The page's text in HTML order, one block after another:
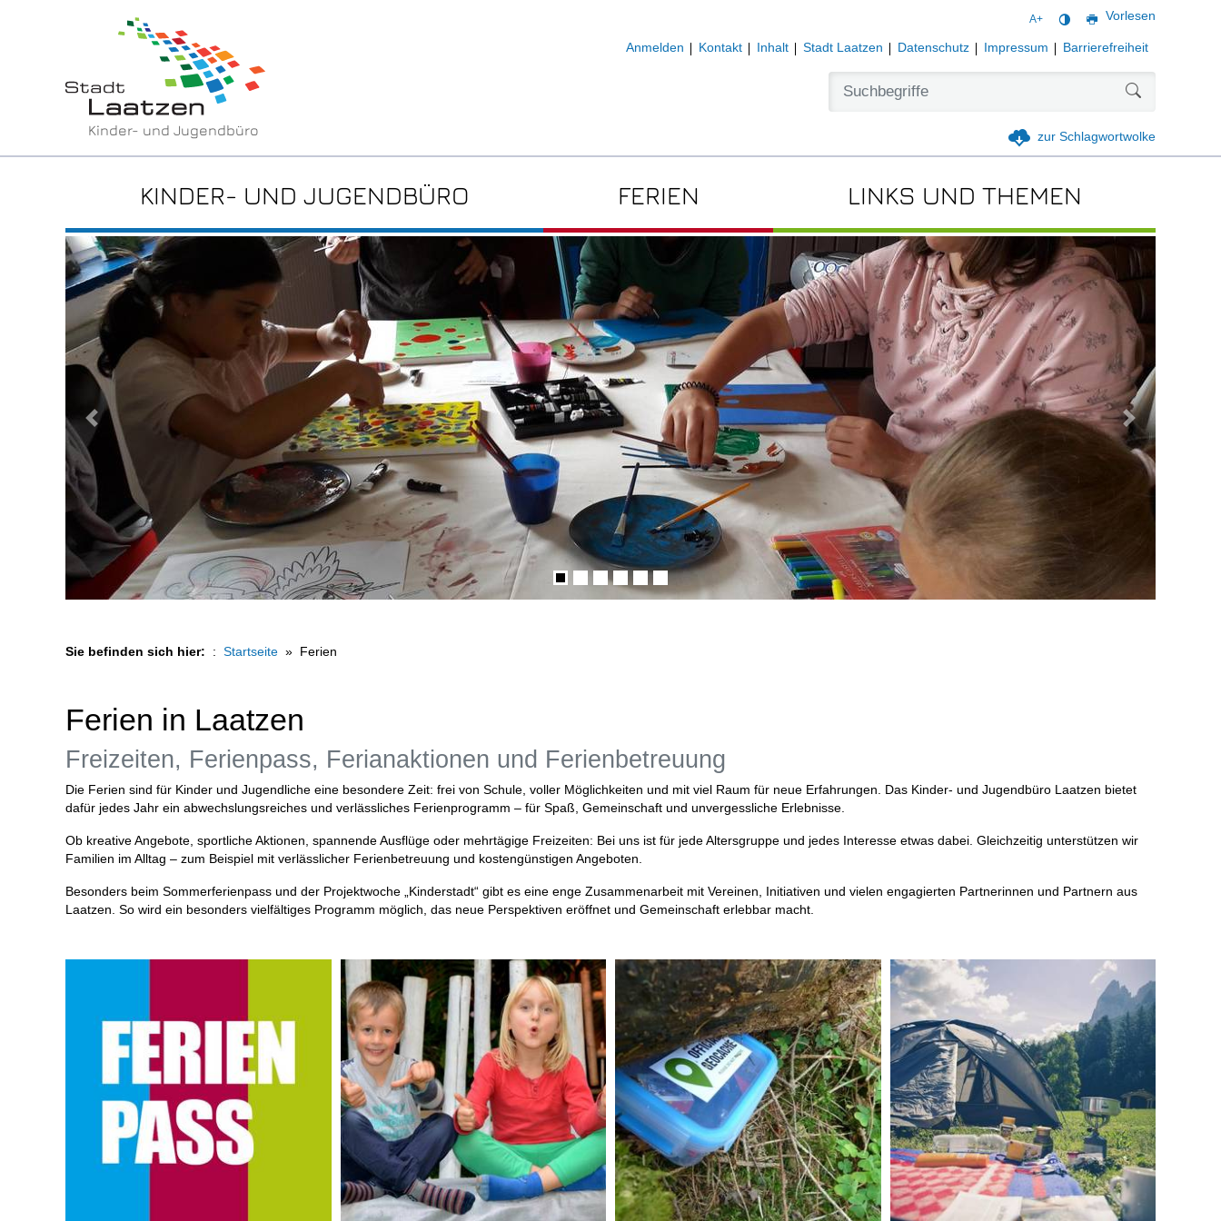
Kinder- und Jugendbüro
A+ Vorlesen
Anmelden Kontakt Inhalt Stadt Laatzen Datenschutz Impressum Barrierefreiheit
zur Schlagwortwolke
KINDER- UND JUGENDBÜRO FERIEN LINKS UND THEMEN
Vorheriges Bild Nächstes Bild
Sie befinden sich hier: Startseite Ferien
Ferien in Laatzen
Freizeiten, Ferienpass, Ferianaktionen und Ferienbetreuung
Die Ferien sind für Kinder und Jugendliche eine besondere Zeit: frei von Schule, voller Möglichkeiten und mit viel Raum für neue Erfahrungen. Das Kinder- und Jugendbüro Laatzen bietet
dafür jedes Jahr ein abwechslungsreiches und verlässliches Ferienprogramm – für Spaß, Gemeinschaft und unvergessliche Erlebnisse.
Ob kreative Angebote, sportliche Aktionen, spannende Ausflüge oder mehrtägige Freizeiten: Bei uns ist für jede Altersgruppe und jedes Interesse etwas dabei. Gleichzeitig unterstützen wir
Familien im Alltag – zum Beispiel mit verlässlicher Ferienbetreuung und kostengünstigen Angeboten.
Besonders beim Sommerferienpass und der Projektwoche „Kinderstadt“ gibt es eine enge Zusammenarbeit mit Vereinen, Initiativen und vielen engagierten Partnerinnen und Partnern aus
Laatzen. So wird ein besonders vielfältiges Programm möglich, das neue Perspektiven eröffnet und Gemeinschaft erlebbar macht.